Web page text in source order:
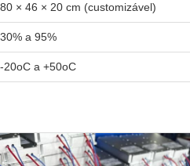
80 × 46 × 20 cm (customizável)
30% a 95%
-20oC a +50oC